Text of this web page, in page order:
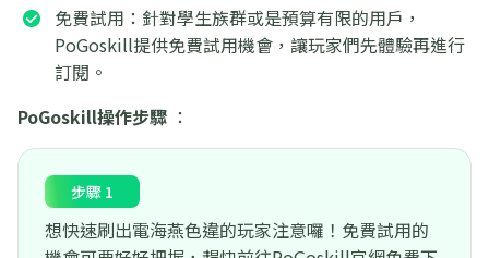
免費試用：針對學生族群或是預算有限的用戶，
PoGoskill提供免費試用機會，讓玩家們先體驗再進行
訂閱。
PoGoskill操作步驟 ：
步驟 1
想快速刷出電海燕色違的玩家注意囉！免費試用的